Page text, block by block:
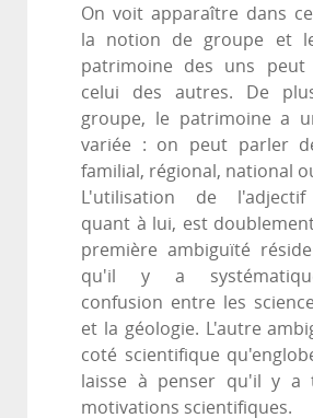
On voit apparaître dans
la notion de groupe et
patrimoine des uns
celui des autres. De
groupe, le patrimoine a
variée : on peut parler
familial, régional, national
L'utilisation de l'adjectif
quant à lui, est
première ambiguïté
qu'il y a
confusion entre les
et la géologie. L'autre
coté scientifique
laisse à penser qu'il y a
motivations scientifiques.